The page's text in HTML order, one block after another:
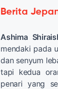
Berita
Ashima
mendaki pada
dan senyum
tapi kedua
penari yang